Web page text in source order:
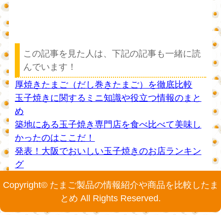
この記事を見た人は、下記の記事も一緒に読
んでいます！
厚焼きたまご（だし巻きたまご）を徹底比較
玉子焼きに関するミニ知識や役立つ情報のまと
め
築地にある玉子焼き専門店を食べ比べて美味し
かったのはここだ！
発表！大阪でおいしい玉子焼きのお店ランキン
グ
Copyright© たまご製品の情報紹介や商品を比較したま
とめ All Rights Reserved.